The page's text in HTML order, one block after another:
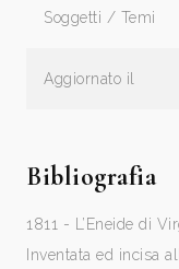
Soggetti / Temi
Aggiornato il
Bibliografia
1811 - L’Eneide di
Inventata ed incisa